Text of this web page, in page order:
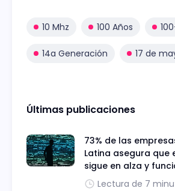
10 Mhz 100 Años
14a Generación 17 de
Últimas publicaciones
73% de las
Latina asegura que
sigue en alza y
Lectura de 7